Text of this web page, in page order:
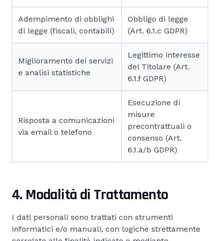
Adempimento di obblighi
di legge (fiscali, contabili)
Obbligo di legge
(Art. 6.1.c GDPR)
Miglioramento dei servizi
e analisi statistiche
Legittimo interesse
del Titolare (Art.
6.1.f GDPR)
Risposta a comunicazioni
via email o telefono
Esecuzione di
misure
precontrattuali o
consenso (Art.
6.1.a/b GDPR)
4. Modalità di Trattamento
I dati personali sono trattati con strumenti
informatici e/o manuali, con logiche strettamente